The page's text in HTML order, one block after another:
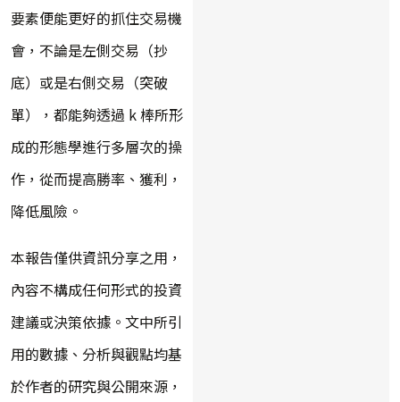
要素便能更好的抓住交易機
會，不論是左側交易（抄
底）或是右側交易（突破
單），都能夠透過 k 棒所形
成的形態學進行多層次的操
作，從而提高勝率、獲利，
降低風險。
本報告僅供資訊分享之用，
內容不構成任何形式的投資
建議或決策依據。文中所引
用的數據、分析與觀點均基
於作者的研究與公開來源，